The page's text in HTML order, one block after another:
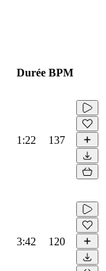
Durée BPM
1:22 137
3:42 120